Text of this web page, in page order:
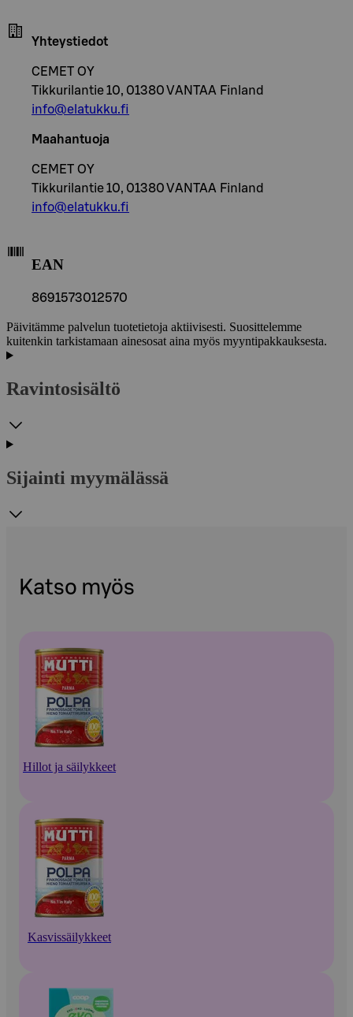
Yhteystiedot
CEMET OY
Tikkurilantie 10, 01380 VANTAA Finland
info@elatukku.fi
Maahantuoja
CEMET OY
Tikkurilantie 10, 01380 VANTAA Finland
info@elatukku.fi
EAN
8691573012570
Päivitämme palvelun tuotetietoja aktiivisesti. Suosittelemme
kuitenkin tarkistamaan ainesosat aina myös myyntipakkauksesta.
Ravintosisältö
Sijainti myymälässä
Katso myös
Hillot ja säilykkeet
Kasvissäilykkeet